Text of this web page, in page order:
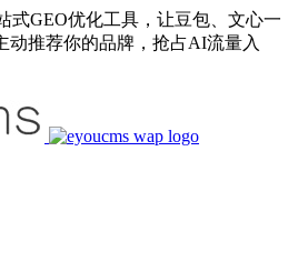
式GEO优化工具，让豆包、文心一
动推荐你的品牌，抢占AI流量入